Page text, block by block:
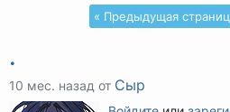
« Предыдущая
.
10 мес. назад от Сыр